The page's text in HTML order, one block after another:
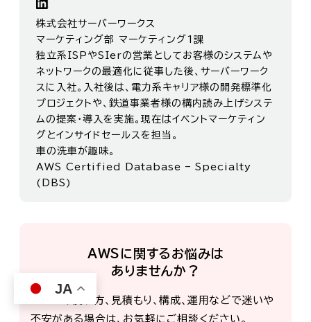
JA
株式会社サーバーワークス
マーケティング部 マーケティング1課
独立系ISPやSIerの営業としてお客様のシステムや
ネットワークの最適化に従事した後、サーバーワーク
スに入社。入社後は、電力系キャリア様の開発標準化
プロジェクトや、鉄道事業者様の構内読み上げシステ
ムの提案・導入を実施。現在はイベントマーケティン
グとインサイドセールスを担当。
車の洗車が趣味。
AWS Certified Database – Specialty
(DBS)
AWSに関するお悩みは
ありませんか？
AWS の使い方、見積もり、構成、運用などで迷いや
不安がある場合は、お気軽にご相談ください。